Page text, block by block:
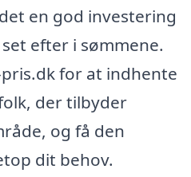
en god investering
efter i sømmene.
for at indhente
der tilbyder
og få den
dit behov.